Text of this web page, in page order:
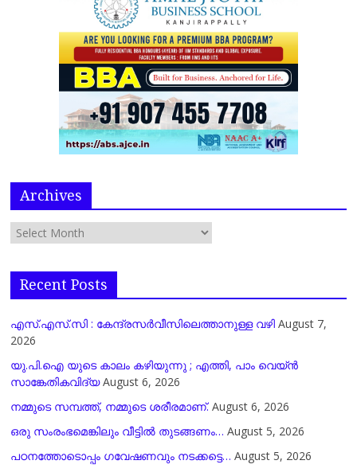
Archives
Recent Posts
എസ്.എസ്.സി : കേന്ദ്രസർവീസിലെത്താനുള്ള വഴി August 7,
2026
യു.പി.ഐ യുടെ കാലം കഴിയുന്നു ; എത്തി, പാം വെയ്ൻ
സാങ്കേതികവിദ്യ August 6, 2026
നമ്മുടെ സമ്പത്ത്, നമ്മുടെ ശരീരമാണ്. August 6, 2026
ഒരു സംരംഭമെങ്കിലും വീട്ടിൽ തുടങ്ങണം… August 5, 2026
പഠനത്തോടൊപ്പം ഗവേഷണവും നടക്കട്ടെ… August 5, 2026